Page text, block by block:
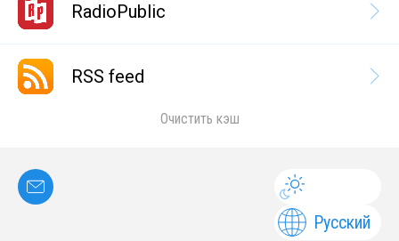
RadioPublic
RSS feed
Очистить кэш
Русский